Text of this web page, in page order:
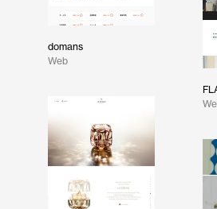
domans
Web